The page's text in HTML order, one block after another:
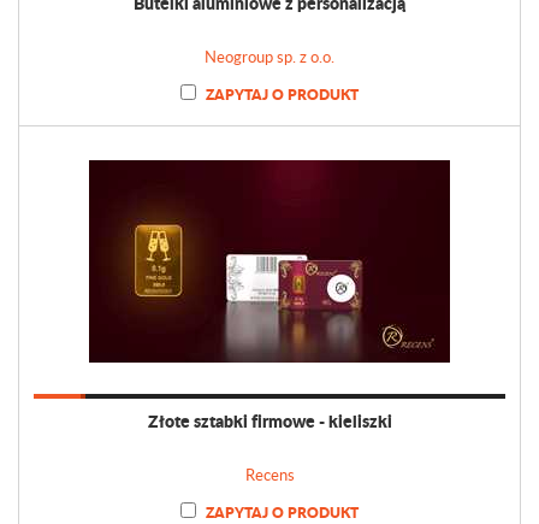
Neogroup sp. z o.o.
ZAPYTAJ O PRODUKT
Złote sztabki firmowe - kieliszki
Recens
ZAPYTAJ O PRODUKT